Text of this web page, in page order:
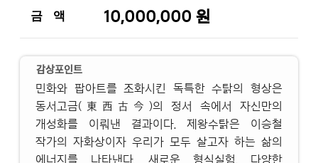
금 액 10,000,000 원
감상포인트
민화와 팝아트를 조화시킨 독특한 수탉의 형상은
동서고금(東西古今)의 정서 속에서 자신만의
개성화를 이뤄낸 결과이다. 제왕수탉은 이승철
작가의 자화상이자 우리가 모두 살고자 하는 삶의
에너지를 나타낸다. 새로운 형식실험, 다양한